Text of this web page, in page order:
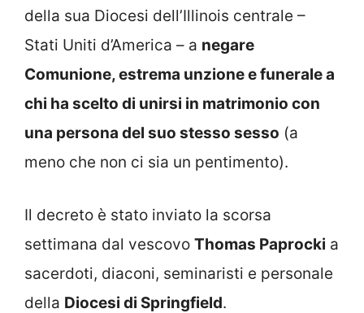
della sua Diocesi dell’Illinois centrale –
Stati Uniti d’America – a negare
Comunione, estrema unzione e funerale a
chi ha scelto di unirsi in matrimonio con
una persona del suo stesso sesso (a
meno che non ci sia un pentimento).
Il decreto è stato inviato la scorsa
settimana dal vescovo Thomas Paprocki a
sacerdoti, diaconi, seminaristi e personale
della Diocesi di Springfield.